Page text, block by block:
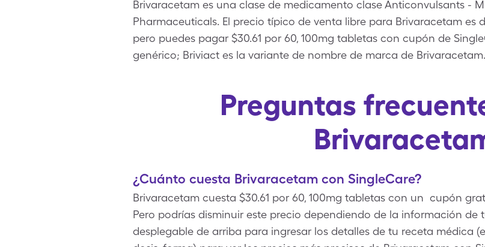
Brivaracetam es una clase de medicamento clase Anticonvulsants -
Pharmaceuticals. El precio típico de venta libre para Brivaracetam es
pero puedes pagar $30.61 por 60, 100mg tabletas con cupón de
genérico; Briviact es la variante de nombre de marca de Brivaracetam.
Preguntas
¿Cuánto cuesta Brivaracetam con SingleCare?
Brivaracetam cuesta $30.61 por 60, 100mg tabletas con un cupón
Pero podrías disminuir este precio dependiendo de la información de
desplegable de arriba para ingresar los detalles de tu receta médica